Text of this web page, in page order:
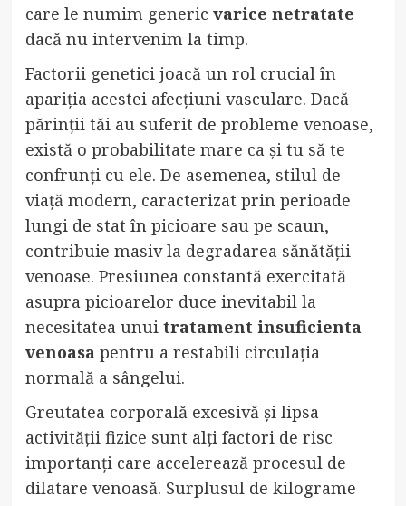
care le numim generic varice netratate
dacă nu intervenim la timp.
Factorii genetici joacă un rol crucial în
apariția acestei afecțiuni vasculare. Dacă
părinții tăi au suferit de probleme venoase,
există o probabilitate mare ca și tu să te
confrunți cu ele. De asemenea, stilul de
viață modern, caracterizat prin perioade
lungi de stat în picioare sau pe scaun,
contribuie masiv la degradarea sănătății
venoase. Presiunea constantă exercitată
asupra picioarelor duce inevitabil la
necesitatea unui tratament insuficienta
venoasapentru a restabili circulația
normală a sângelui.
Greutatea corporală excesivă și lipsa
activității fizice sunt alți factori de risc
importanți care accelerează procesul de
dilatare venoasă. Surplusul de kilograme